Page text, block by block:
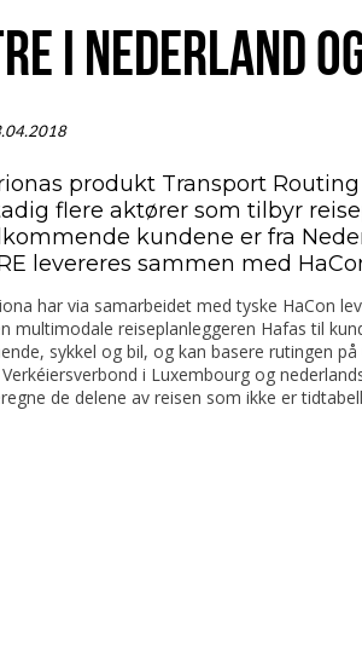
I NEDERLAND
produkt Transport
flere aktører som tilbyr
kundene er fra
levereres sammen med
har via samarbeidet med tyske HaCon
multimodale reiseplanleggeren Hafas til
sykkel og bil, og kan basere rutingen
i Luxembourg og
de delene av reisen som ikke er